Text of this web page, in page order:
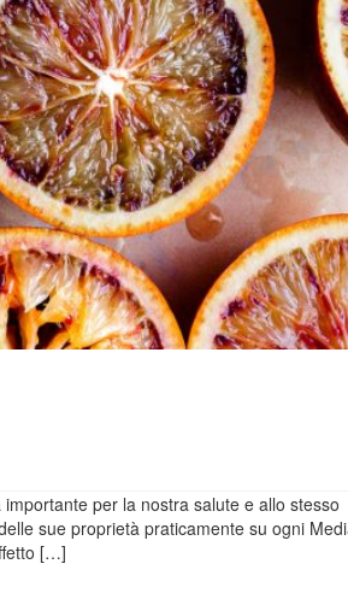
per la nostra salute e allo stesso
sue proprietà praticamente su ogni
[…]